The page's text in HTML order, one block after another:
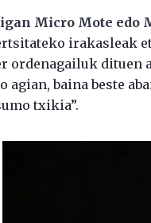
Micro Mote edo
irakasleak
ordenagailuk dituen
agian, baina beste
txikia”.